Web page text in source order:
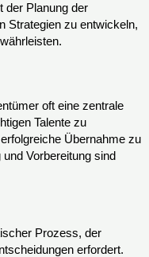
der Planung der
Strategien zu entwickeln,
oft eine zentrale
Talente zu
Übernahme zu
Vorbereitung sind
Prozess, der
erfordert.